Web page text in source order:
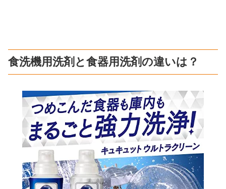
食洗機用洗剤と食器用洗剤の違いは？